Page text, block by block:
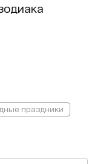
праздники